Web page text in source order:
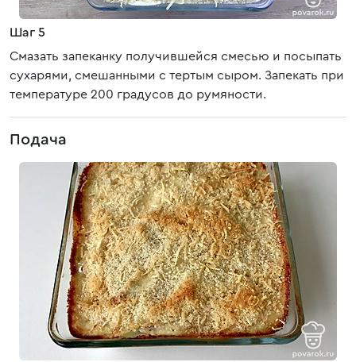
Шаг 5
Смазать запеканку получившейся смесью и посыпать
сухарями, смешанными с тертым сыром. Запекать при
температуре 200 градусов до румяности.
Подача